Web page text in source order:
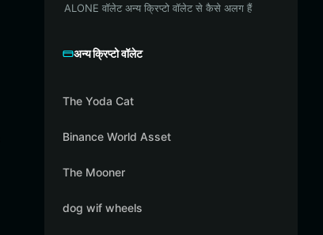
ALONE वॉलेट अन्य क्रिप्टो वॉलेट से कैसे अलग हैं
अन्य क्रिप्टो वॉलेट
The Yoda Cat
Binance World Asset
The Mooner
dog wif wheels